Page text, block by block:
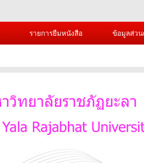
รายการยืมหนังสือ ข้อมูลส่ว